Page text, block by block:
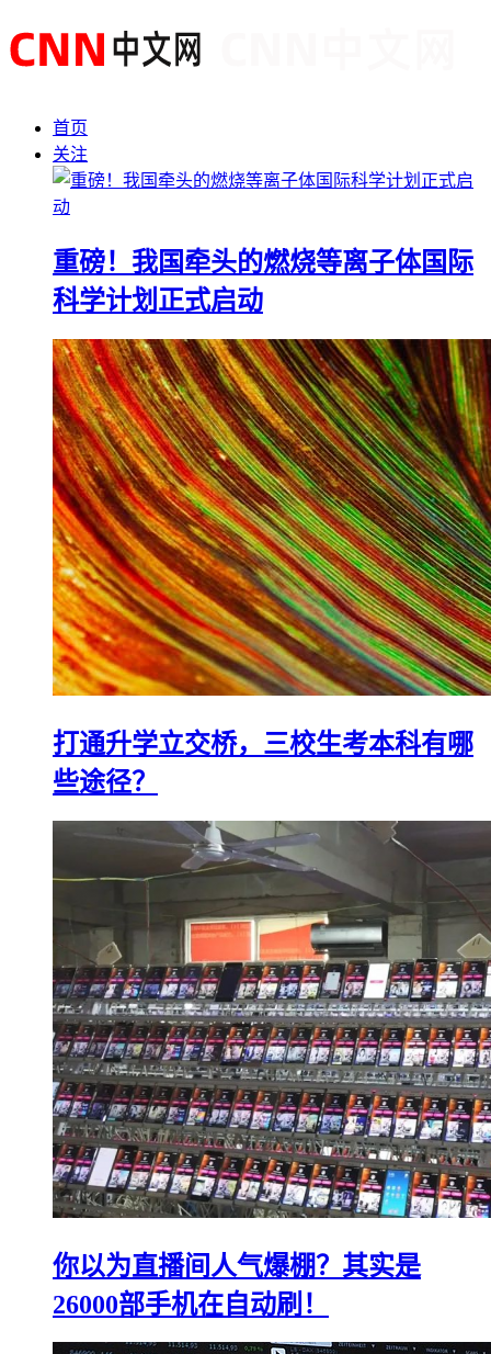
首页
关注
重磅！我国牵头的燃烧等离子体国际
科学计划正式启动
打通升学立交桥，三校生考本科有哪
些途径？
你以为直播间人气爆棚？其实是
26000部手机在自动刷！